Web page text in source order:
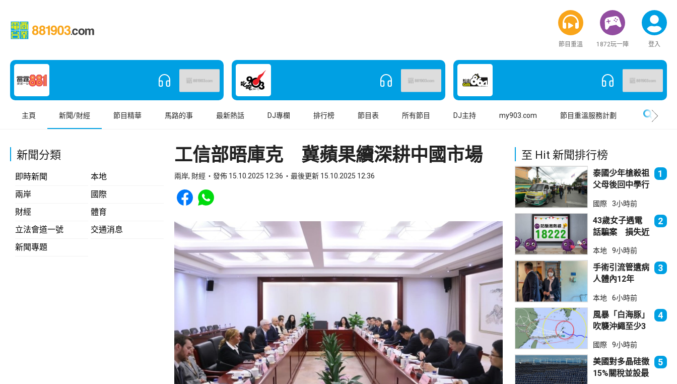
節目重溫 1872玩一陣 登入
主頁 新聞/財經 節目精華 馬路的事 最新熱話 DJ專欄 排行榜 節目表 所有節目 DJ主持 my903.com 節目重溫服務計劃
新聞分類
即時新聞
本地
兩岸
國際
財經
體育
立法會道一號
交通消息
新聞專題
工信部晤庫克 冀蘋果續深耕中國市場
兩岸, 財經 發佈 15.10.2025 12:36 最後更新 15.10.2025 12:36
Share to Facebook
Share to WhatsApp
至 Hit 新聞排行榜
泰國少年槍殺祖
父母後回中學行
死23傷
1
國際 3小時前
43歲女子遇電
話騙案 損失近
2
本地 9小時前
手術引流管遺病
人體內12年
業失當除牌1個
月
3
本地 6小時前
風暴「白海豚」
吹襲沖繩至少3
取消
4
國際 9小時前
美國對多晶硅徵
15%關稅並設最
5